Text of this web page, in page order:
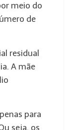
meio do
de
residual
A mãe
para
seja, os